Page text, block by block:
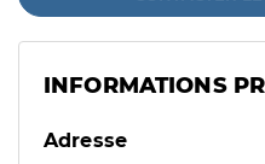
INFORMATIONS
Adresse